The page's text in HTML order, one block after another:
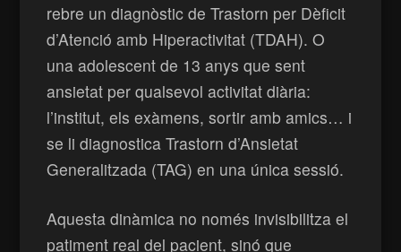
rebre un diagnòstic de Trastorn per Dèficit
d’Atenció amb Hiperactivitat (TDAH). O
una adolescent de 13 anys que sent
ansietat per qualsevol activitat diària:
l’institut, els exàmens, sortir amb amics… i
se li diagnostica Trastorn d’Ansietat
Generalitzada (TAG) en una única sessió.
Aquesta dinàmica no només invisibilitza el
patiment real del pacient, sinó que